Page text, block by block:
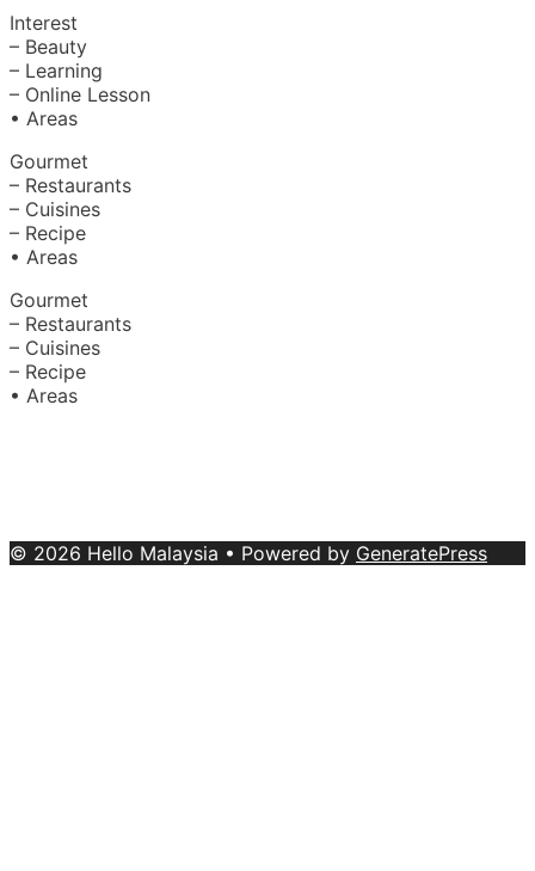
Interest
– Beauty
– Learning
– Online Lesson
• Areas
Gourmet
– Restaurants
– Cuisines
– Recipe
• Areas
Gourmet
– Restaurants
– Cuisines
– Recipe
• Areas
© 2026 Hello Malaysia • Powered by GeneratePress